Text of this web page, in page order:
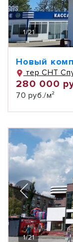
1/21
Новый
тер СНТ
280 000
70 руб./м²
1/21